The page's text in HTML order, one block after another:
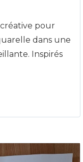
pour
dans une
Inspirés